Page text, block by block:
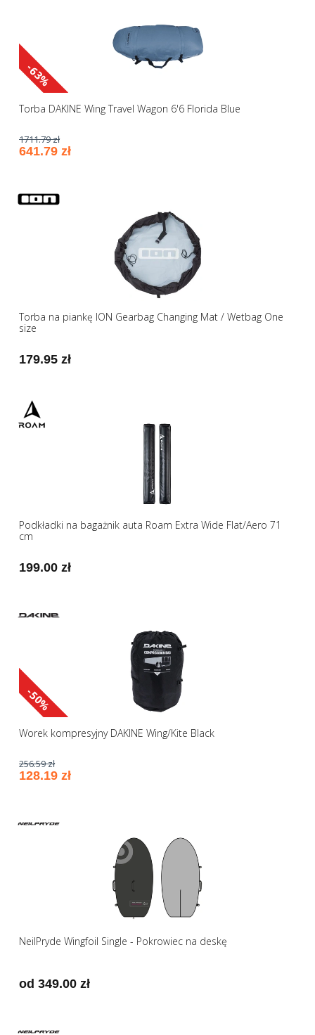
-63%
Torba DAKINE Wing Travel Wagon 6'6 Florida Blue
1711.79 zł
641.79 zł
Torba na piankę ION Gearbag Changing Mat / Wetbag One
size
179.95 zł
Podkładki na bagażnik auta Roam Extra Wide Flat/Aero 71
cm
199.00 zł
-50%
Worek kompresyjny DAKINE Wing/Kite Black
256.59 zł
128.19 zł
NeilPryde Wingfoil Single - Pokrowiec na deskę
od 349.00 zł